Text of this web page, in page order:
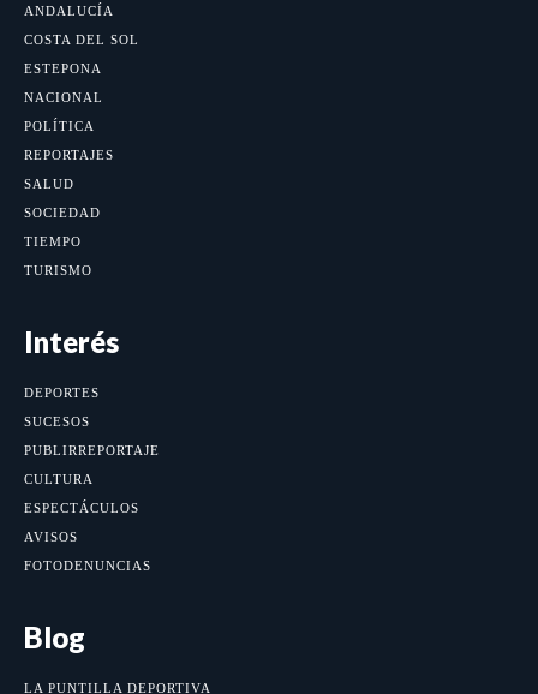
ANDALUCÍA
COSTA DEL SOL
ESTEPONA
NACIONAL
POLÍTICA
REPORTAJES
SALUD
SOCIEDAD
TIEMPO
TURISMO
Interés
DEPORTES
SUCESOS
PUBLIRREPORTAJE
CULTURA
ESPECTÁCULOS
AVISOS
FOTODENUNCIAS
Blog
LA PUNTILLA DEPORTIVA